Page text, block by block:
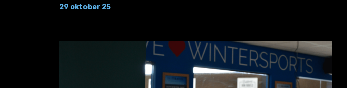
29 oktober 25